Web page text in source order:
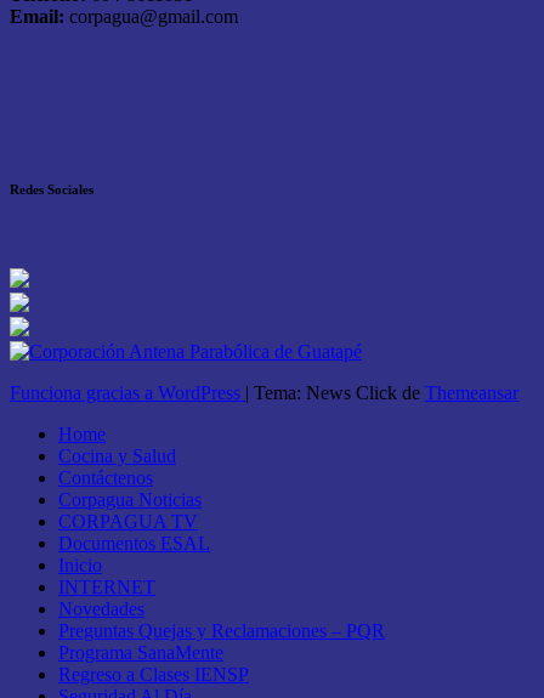
Email: corpagua@gmail.com
Redes Sociales
Funciona gracias a WordPress | Tema: News Click de Themeansar
Home
Cocina y Salud
Contáctenos
Corpagua Noticias
CORPAGUA TV
Documentos ESAL
Inicio
INTERNET
Novedades
Preguntas Quejas y Reclamaciones – PQR
Programa SanaMente
Regreso a Clases IENSP